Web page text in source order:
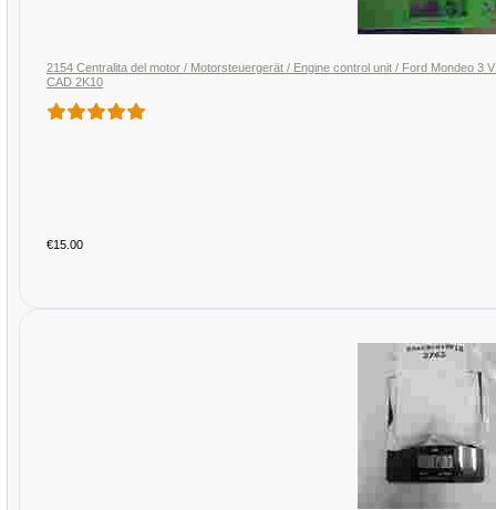
2154 Centralita del motor / Motorsteuergerät / Engine control unit / Ford Mondeo 3
CAD 2K10
€15.00